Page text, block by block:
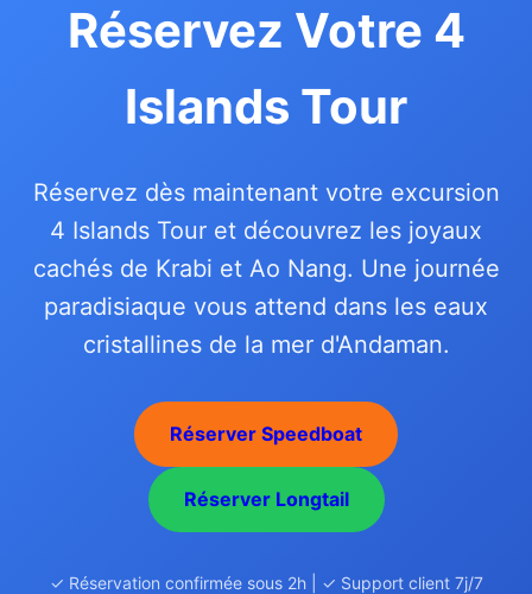
Réservez Votre 4
Islands Tour
Réservez dès maintenant votre excursion
4 Islands Tour et découvrez les joyaux
cachés de Krabi et Ao Nang. Une journée
paradisiaque vous attend dans les eaux
cristallines de la mer d'Andaman.
Réserver Speedboat
Réserver Longtail
✓ Réservation confirmée sous 2h | ✓ Support client 7j/7